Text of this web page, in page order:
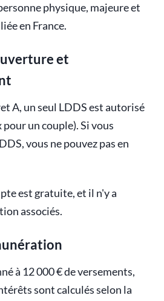
physique, majeure et
en France.
et
A, un seul LDDS est autorisé
un couple). Si vous
vous ne pouvez pas en
est gratuite, et il n'y a
associés.
à 12 000 € de versements,
sont calculés selon la